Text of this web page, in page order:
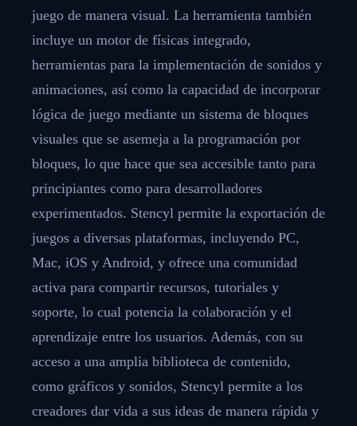
juego de manera visual. La herramienta también
incluye un motor de físicas integrado,
herramientas para la implementación de sonidos y
animaciones, así como la capacidad de incorporar
lógica de juego mediante un sistema de bloques
visuales que se asemeja a la programación por
bloques, lo que hace que sea accesible tanto para
principiantes como para desarrolladores
experimentados. Stencyl permite la exportación de
juegos a diversas plataformas, incluyendo PC,
Mac, iOS y Android, y ofrece una comunidad
activa para compartir recursos, tutoriales y
soporte, lo cual potencia la colaboración y el
aprendizaje entre los usuarios. Además, con su
acceso a una amplia biblioteca de contenido,
como gráficos y sonidos, Stencyl permite a los
creadores dar vida a sus ideas de manera rápida y